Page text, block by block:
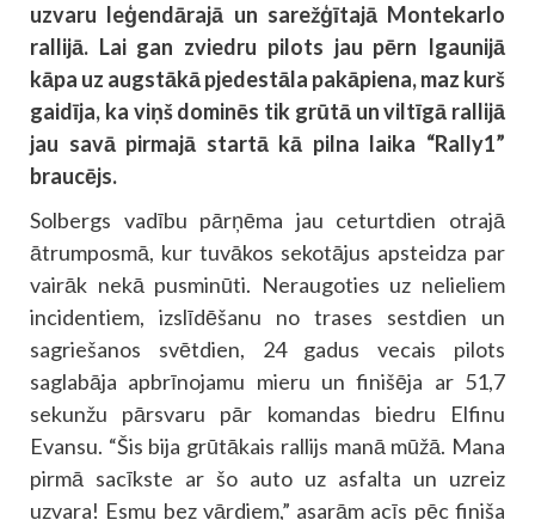
uzvaru leģendārajā un sarežģītajā Montekarlo
rallijā. Lai gan zviedru pilots jau pērn Igaunijā
kāpa uz augstākā pjedestāla pakāpiena, maz kurš
gaidīja, ka viņš dominēs tik grūtā un viltīgā rallijā
jau savā pirmajā startā kā pilna laika “Rally1”
braucējs.
Solbergs vadību pārņēma jau ceturtdien otrajā
ātrumposmā, kur tuvākos sekotājus apsteidza par
vairāk nekā pusminūti. Neraugoties uz nelieliem
incidentiem, izslīdēšanu no trases sestdien un
sagriešanos svētdien, 24 gadus vecais pilots
saglabāja apbrīnojamu mieru un finišēja ar 51,7
sekunžu pārsvaru pār komandas biedru Elfinu
Evansu. “Šis bija grūtākais rallijs manā mūžā. Mana
pirmā sacīkste ar šo auto uz asfalta un uzreiz
uzvara! Esmu bez vārdiem,” asarām acīs pēc finiša